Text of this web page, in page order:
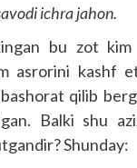
ichra jahon.
bu zot kim
asrorini kashf
qilib
Balki shu
Shunday: